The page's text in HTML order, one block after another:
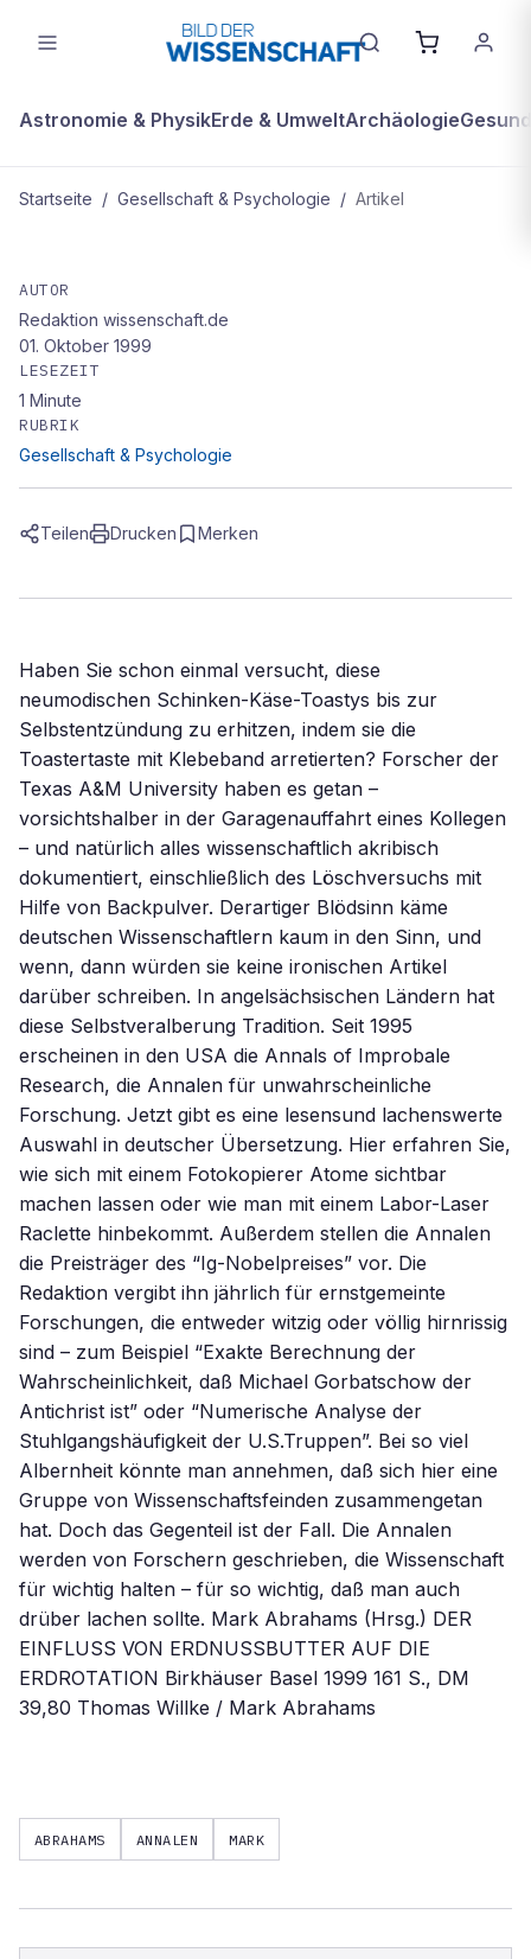
Astronomie & PhysikErde & UmweltArchäologie
Startseite / Gesellschaft & Psychologie / Artikel
Sinnvoller Blödsinn: „Der Einfluß von
Erdnußbutter auf die Erdrotation"
von Mark Abrahams
AUTOR
Redaktion wissenschaft.de
01. Oktober 1999
LESEZEIT
1 Minute
RUBRIK
Gesellschaft & Psychologie
Teilen Drucken Merken
Haben Sie schon einmal versucht, diese
neumodischen Schinken-Käse-Toastys bis zur
Selbstentzündung zu erhitzen, indem sie die
Toastertaste mit Klebeband arretierten? Forscher der
Texas A&M University haben es getan –
vorsichtshalber in der Garagenauffahrt eines Kollegen
– und natürlich alles wissenschaftlich akribisch
dokumentiert, einschließlich des Löschversuchs mit
Hilfe von Backpulver. Derartiger Blödsinn käme
deutschen Wissenschaftlern kaum in den Sinn, und
wenn, dann würden sie keine ironischen Artikel
darüber schreiben. In angelsächsischen Ländern hat
diese Selbstveralberung Tradition. Seit 1995
erscheinen in den USA die Annals of Improbale
Research, die Annalen für unwahrscheinliche
Forschung. Jetzt gibt es eine lesensund lachenswerte
Auswahl in deutscher Übersetzung. Hier erfahren Sie,
wie sich mit einem Fotokopierer Atome sichtbar
machen lassen oder wie man mit einem Labor-Laser
Raclette hinbekommt. Außerdem stellen die Annalen
die Preisträger des “Ig-Nobelpreises” vor. Die
Redaktion vergibt ihn jährlich für ernstgemeinte
Forschungen, die entweder witzig oder völlig hirnrissig
sind – zum Beispiel “Exakte Berechnung der
Wahrscheinlichkeit, daß Michael Gorbatschow der
Antichrist ist” oder “Numerische Analyse der
Stuhlgangshäufigkeit der U.S.Truppen”. Bei so viel
Albernheit könnte man annehmen, daß sich hier eine
Gruppe von Wissenschaftsfeinden zusammengetan
hat. Doch das Gegenteil ist der Fall. Die Annalen
werden von Forschern geschrieben, die Wissenschaft
für wichtig halten – für so wichtig, daß man auch
drüber lachen sollte. Mark Abrahams (Hrsg.) DER
EINFLUSS VON ERDNUSSBUTTER AUF DIE
ERDROTATION Birkhäuser Basel 1999 161 S., DM
39,80 Thomas Willke / Mark Abrahams
ABRAHAMS ANNALEN MARK